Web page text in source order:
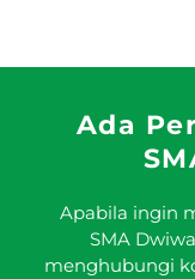
Ada
Apabila ingin
SMA
menghubungi